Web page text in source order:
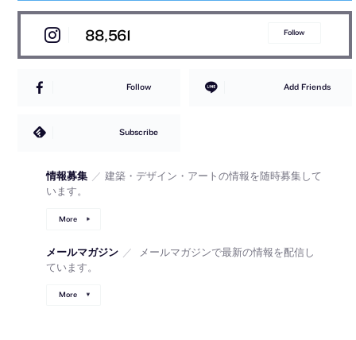
88,561 Follow
Follow Add Friends
Subscribe
情報募集 ／ 建築・デザイン・アートの情報を随時募集して
います。
More
メールマガジン ／
メールマガジンで最新の情報を配信し
ています。
More